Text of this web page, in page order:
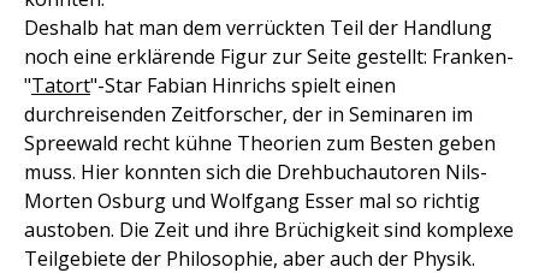
Deshalb hat man dem verrückten Teil der Handlung
noch eine erklärende Figur zur Seite gestellt: Franken-
"Tatort"-Star Fabian Hinrichs spielt einen
durchreisenden Zeitforscher, der in Seminaren im
Spreewald recht kühne Theorien zum Besten geben
muss. Hier konnten sich die Drehbuchautoren Nils-
Morten Osburg und Wolfgang Esser mal so richtig
austoben. Die Zeit und ihre Brüchigkeit sind komplexe
Teilgebiete der Philosophie, aber auch der Physik.